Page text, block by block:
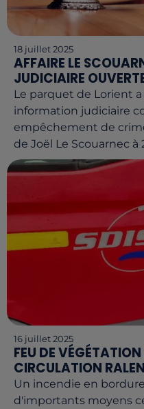
18 juillet 2025
AFFAIRE LE
JUDICIAIRE
Le parquet de Lorient
information judiciaire
empêchement de
de Joël Le Scouarnec à
16 juillet 2025
FEU DE
CIRCULATION
Un incendie en
d'importants moyens